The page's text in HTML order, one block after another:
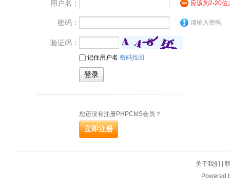
用户名： 应该为2-20位
密码： 请输入密码
验证码：
记住用户名 密码找回
您还没有注册PHPCMS会员？
关于我们
Powered